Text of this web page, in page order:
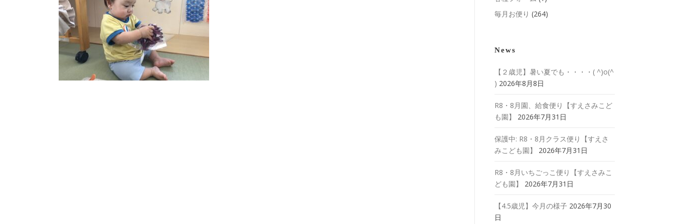
毎月お便り (264)
News
【２歳児】暑い夏でも・・・・( ^)o(^
) 2026年8月8日
R8・8月園、給食便り【すえさみこど
も園】
2026年7月31日
保護中: R8・8月クラス便り【すえさ
みこども園】
2026年7月31日
R8・8月いちごっこ便り【すえさみこ
ども園】
2026年7月31日
【4.5歳児】今月の様子 2026年7月30
日